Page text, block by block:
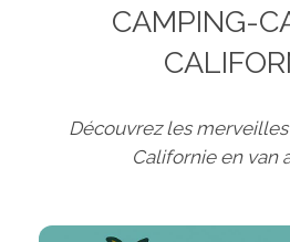
CAMPING-
Découvrez les
Californie en van